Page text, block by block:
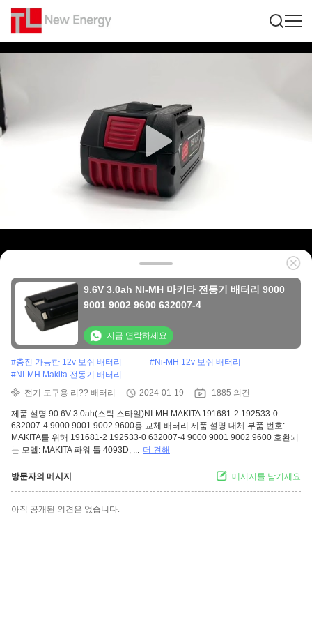
9.6V 3.0ah NI-MH 마키타 전동기 배터리 9000
9001 9002 9600 632007-4
지금 연락하세요
#충전 가능한 12v 보쉬 배터리 #Ni-MH 12v 보쉬 배터리
#NI-MH Makita 전동기 배터리
전기 도구용 리?? 배터리
2024-01-19 1885 의견
제품 설명 90.6V 3.0ah(스틱 스타일)NI-MH MAKITA 191681-2 192533-0
632007-4 9000 9001 9002 9600용 교체 배터리 제품 설명 대체 부품 번호:
MAKITA를 위해 191681-2 192533-0 632007-4 9000 9001 9002 9600 호환되
는 모델: MAKITA 파워 툴 4093D, ... 더 견해
방문자의 메시지 메시지를 남기세요
아직 공개된 의견은 없습니다.